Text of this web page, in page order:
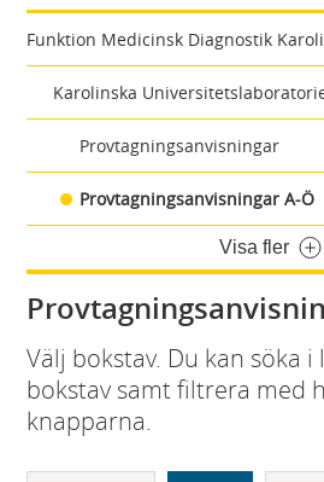
Funktion Medicinsk Diagnostik
Karolinska
Provtagningsanvisningar
Provtagningsanvisningar A-Ö
Visa fler
Välj bokstav. Du kan söka
bokstav samt filtrera med
knapparna.